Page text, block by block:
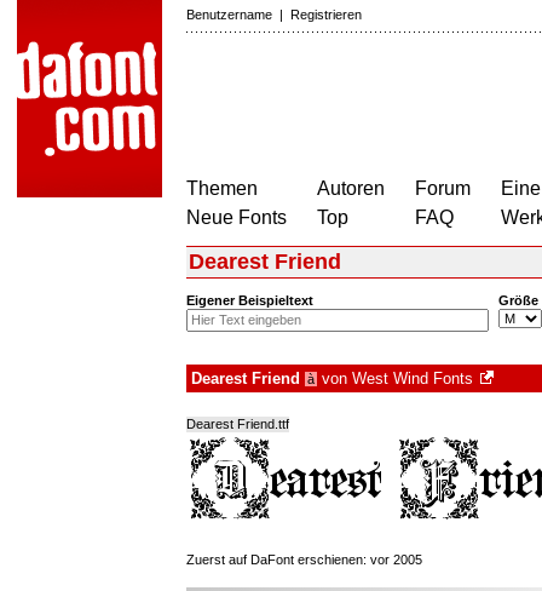
Benutzername | Registrieren
Themen
Neue Fonts
Autoren
Top
Forum
FAQ
Dearest Friend
Eigener Beispieltext Größe
Dearest Friend à von West Wind Fonts
Dearest Friend.ttf
Zuerst auf DaFont erschienen: vor 2005